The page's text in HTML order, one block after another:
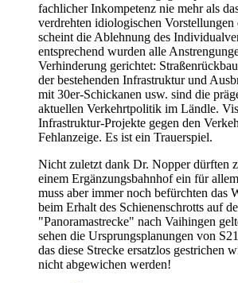
fachlicher Inkompetenz nie mehr als
verdrehten idiologischen Vorstellungen
scheint die Ablehnung des
entsprechend wurden alle
Verhinderung gerichtet:
der bestehenden Infrastruktur und
mit 30er-Schickanen usw. sind die
aktuellen Verkehrtpolitik im Ländle.
Infrastruktur-Projekte gegen den
Fehlanzeige. Es ist ein Trauerspiel.
Nicht zuletzt dank Dr. Nopper dürften
einem Ergänzungsbahnhof ein für
muss aber immer noch befürchten das
beim Erhalt des Schienenschrotts auf
"Panoramastrecke" nach Vaihingen
sehen die Ursprungsplanungen von
das diese Strecke ersatzlos gestrichen
nicht abgewichen werden!